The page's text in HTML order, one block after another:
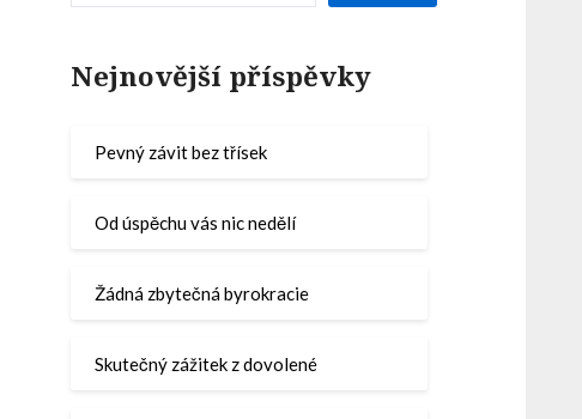
Nejnovější příspěvky
Pevný závit bez třísek
Od úspěchu vás nic nedělí
Žádná zbytečná byrokracie
Skutečný zážitek z dovolené